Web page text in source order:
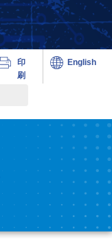
印
刷
English